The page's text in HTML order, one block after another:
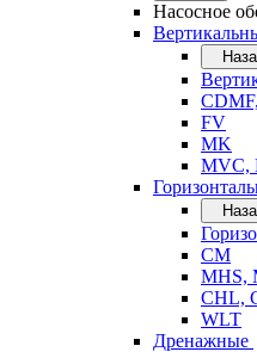
Насосное
FV
MK
MVC,
CM
MHS,
CHL,
WLT
Дренажные